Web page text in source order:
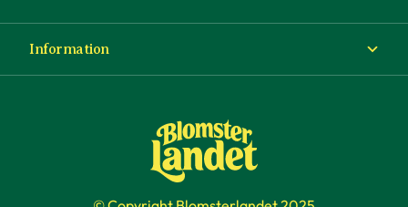
Information
Köp- och leveransvillkor